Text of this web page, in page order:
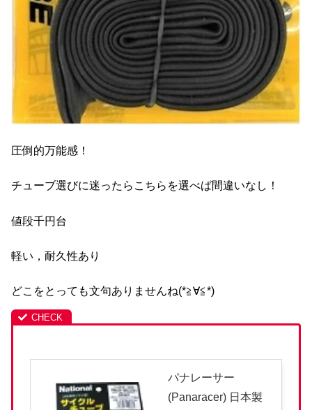
圧倒的万能感！
チューブ選びに迷ったらこちらを選べば間違いなし！
値段千円台
軽い，耐久性あり
どこをとっても文句ありませんね(*≧∀≦*)
パナレーサー
(Panaracer) 日本製